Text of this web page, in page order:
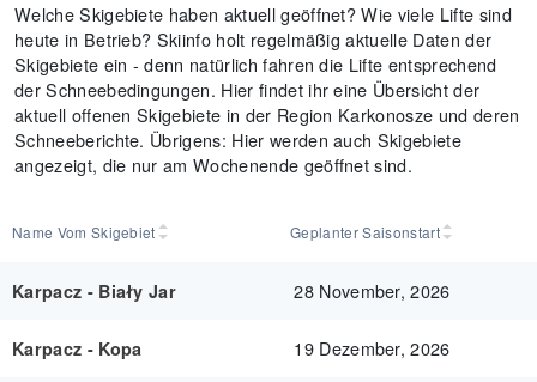
Welche Skigebiete haben aktuell geöffnet? Wie viele Lifte sind
heute in Betrieb? Skiinfo holt regelmäßig aktuelle Daten der
Skigebiete ein - denn natürlich fahren die Lifte entsprechend
der Schneebedingungen. Hier findet ihr eine Übersicht der
aktuell offenen Skigebiete in der Region Karkonosze und deren
Schneeberichte. Übrigens: Hier werden auch Skigebiete
angezeigt, die nur am Wochenende geöffnet sind.
Name Vom Skigebiet Geplanter Saisonstart
Karpacz - Biały Jar 28 November, 2026
Karpacz - Kopa 19 Dezember, 2026